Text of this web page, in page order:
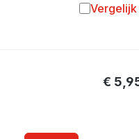
Vergelijk
€